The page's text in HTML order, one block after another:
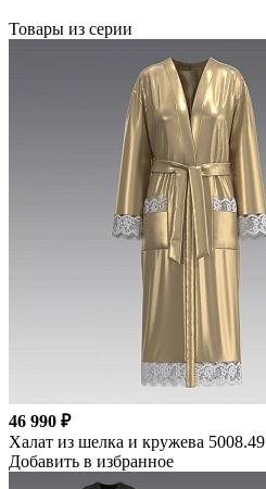
Товары из серии
46 990 ₽
Халат из шелка и кружева 5008.49
Добавить в избранное